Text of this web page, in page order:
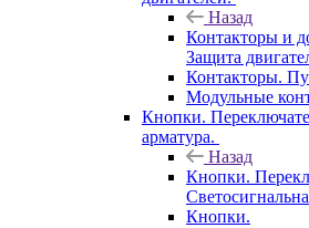
Назад
Контакторы и
Защита
Контакторы.
Модульные
Кнопки.
арматура.
Назад
Кнопки.
Кнопки.